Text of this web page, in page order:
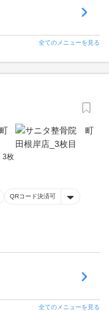
全てのメニューを見る
3枚
QRコード決済可
全てのメニューを見る